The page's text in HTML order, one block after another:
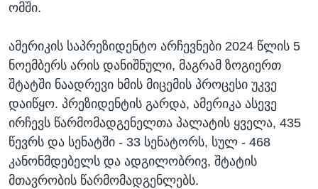
ომში.
ამერიკის საპრეზიდენტო არჩევნები 2024 წლის 5
ნოემბერს არის დანიშნული, მაგრამ ზოგიერთ
შტატში ნაადრევი ხმის მიცემის პროცესი უკვე
დაიწყო. პრეზიდენტის გარდა, ამერიკა ასევე
ირჩევს წარმომადგენელთა პალატის ყველა, 435
წევრს და სენატში - 33 სენატორს, სულ - 468
კანონმდებელს და ადგილობრივ, შტატის
მთავრობის წარმომადგენლებს.